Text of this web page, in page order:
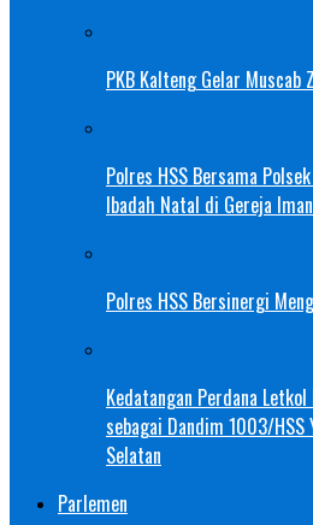
PKB Kalteng Gelar Muscab
Polres HSS Bersama
Ibadah Natal di Gereja
Polres HSS Bersinergi
Kedatangan Perdana
sebagai Dandim 1003/HSS
Selatan
Parlemen